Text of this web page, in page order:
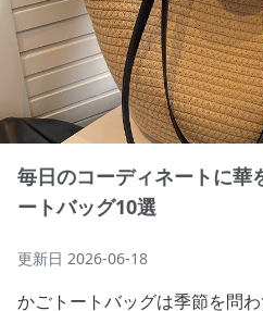
毎日のコーディネートに華
ートバッグ10選
更新日 2026-06-18
かごトートバッグは季節を問